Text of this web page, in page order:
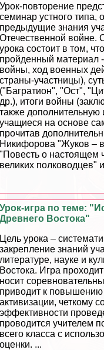
Урок-повторение
семинар устного типа,
предыдущие знания
Отечественной войне.
урока состоит в том,
пройденный материал
войны, ход военных
страны-участницы),
("Багратион", "Ост",
др.), итоги войны
также
учащиеся на основе
прочитав
Никифорова "Жуков –
"Повесть о настоящем
великих полководцев"
Урок-игра по теме:
Древнего Востока"
Цель урока –
закрепление знаний
литературе, науке и
Востока. Игра
носит
приводит к повышению
активизации, четкому
эффективности
проводится учителем
всего класса с
оценки. ...